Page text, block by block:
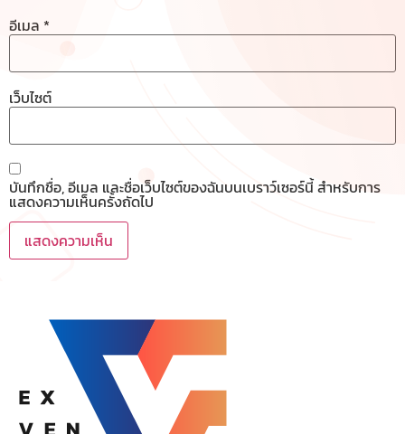
อีเมล *
เว็บไซต์
บันทึกชื่อ, อีเมล และชื่อเว็บไซต์ของฉันบนเบราว์เซอร์นี้ สำหรับการ
แสดงความเห็นครั้งถัดไป